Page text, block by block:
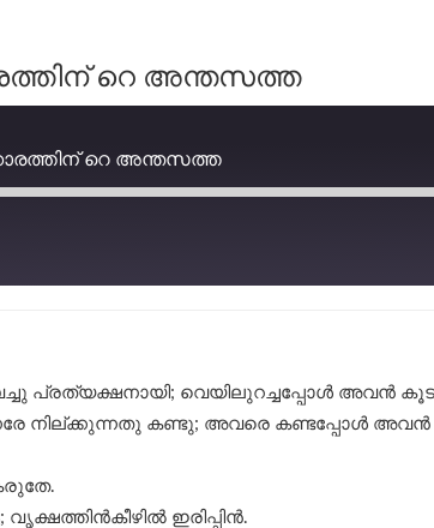
റെ അന്തസത്ത
റെ അന്തസത്ത
പ്രത്യക്ഷനായി; വെയിലുറച്ചപ്പോൾ അവൻ
നില്ക്കുന്നതു കണ്ടു; അവരെ കണ്ടപ്പോൾ അവൻ
ഇരിപ്പിൻ.